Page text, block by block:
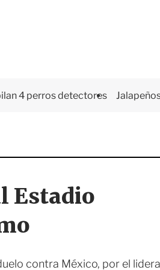
4 perros detectores
Estadio
contra México, por el